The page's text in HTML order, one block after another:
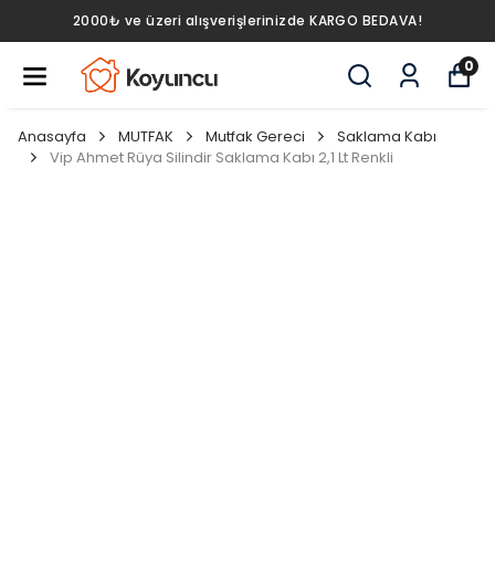
2000₺ ve üzeri alışverişlerinizde KARGO BEDAVA!
0
Anasayfa MUTFAK Mutfak Gereci
Saklama Kabı
Vip Ahmet Rüya Silindir Saklama Kabı 2,1 Lt Renkli